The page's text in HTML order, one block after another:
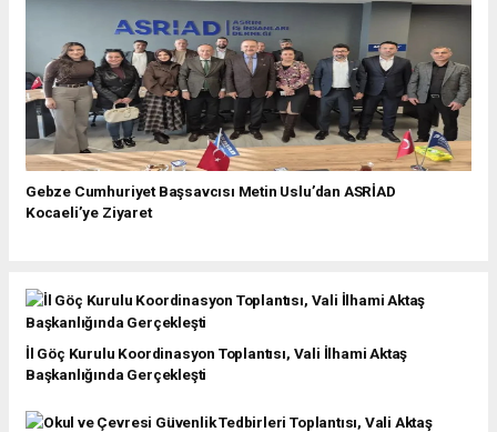
Gebze Cumhuriyet Başsavcısı Metin Uslu’dan ASRİAD
Kocaeli’ye Ziyaret
İl Göç Kurulu Koordinasyon Toplantısı, Vali İlhami Aktaş
Başkanlığında Gerçekleşti